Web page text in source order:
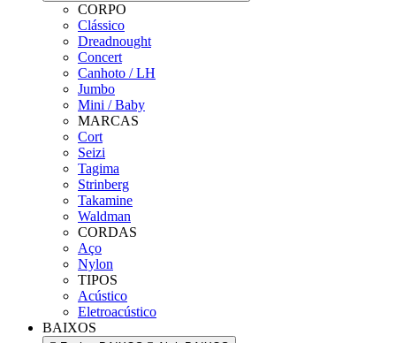
CORPO
Clássico
Dreadnought
Concert
Canhoto / LH
Jumbo
Mini / Baby
MARCAS
Cort
Seizi
Tagima
Strinberg
Takamine
Waldman
CORDAS
Aço
Nylon
TIPOS
Acústico
Eletroacústico
BAIXOS